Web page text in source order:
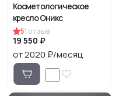
Косметологическое
кресло Оникс
51 отзыв
19 550 ₽
от 2020 ₽/месяц